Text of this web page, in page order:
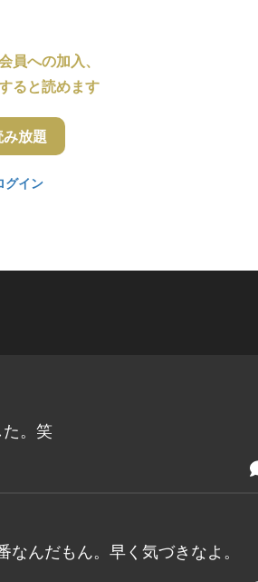
員への加入、
ると読めます
放題
グイン
。笑
んだもん。早く気づきなよ。